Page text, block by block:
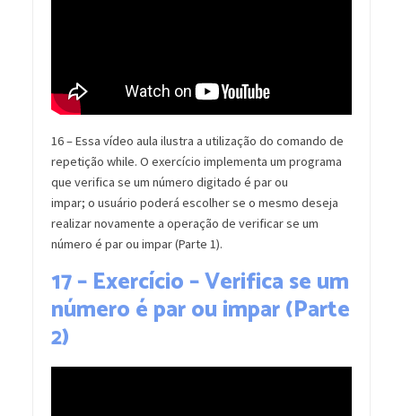
16 – Essa vídeo aula ilustra a utilização do comando de
repetição while. O exercício implementa um programa
que verifica se um número digitado é par ou
impar; o usuário poderá escolher se o mesmo deseja
realizar novamente a operação de verificar se um
número é par ou impar (Parte 1).
17 – Exercício – Verifica se um
número é par ou impar (Parte
2)